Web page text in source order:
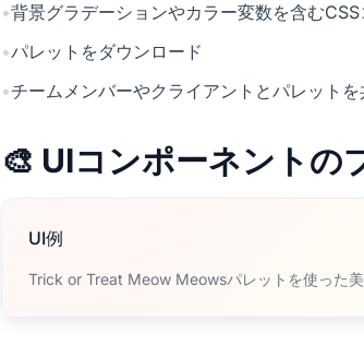
•背景グラデーションやカラー変数を含む
•パレットをダウンロード
•チームメンバーやクライアントとパレットを
🎨 UIコンポーネントの
UI例
Trick or Treat Meow Meowsパレットを使った